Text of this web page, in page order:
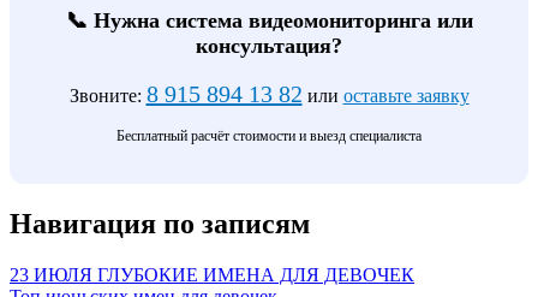
📞 Нужна система видеомониторинга или
консультация?
Звоните: 8 915 894 13 82 или оставьте заявку
Бесплатный расчёт стоимости и выезд специалиста
Навигация по записям
23 ИЮЛЯ ГЛУБОКИЕ ИМЕНА ДЛЯ ДЕВОЧЕК